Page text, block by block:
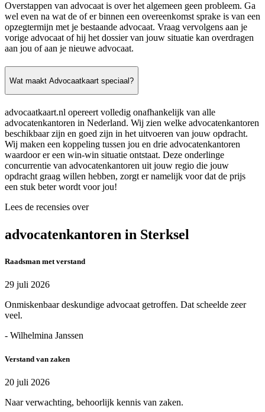
Overstappen van advocaat is over het algemeen geen probleem. Ga
wel even na wat de of er binnen een overeenkomst sprake is van een
opzegtermijn met je bestaande advocaat. Vraag vervolgens aan je
vorige advocaat of hij het dossier van jouw situatie kan overdragen
aan jou of aan je nieuwe advocaat.
Wat maakt Advocaatkaart speciaal?
advocaatkaart.nl opereert volledig onafhankelijk van alle
advocatenkantoren in Nederland. Wij zien welke advocatenkantoren
beschikbaar zijn en goed zijn in het uitvoeren van jouw opdracht.
Wij maken een koppeling tussen jou en drie advocatenkantoren
waardoor er een win-win situatie ontstaat. Deze onderlinge
concurrentie van advocatenkantoren uit jouw regio die jouw
opdracht graag willen hebben, zorgt er namelijk voor dat de prijs
een stuk beter wordt voor jou!
Lees de recensies over
advocatenkantoren in Sterksel
Raadsman met verstand
29 juli 2026
Onmiskenbaar deskundige advocaat getroffen. Dat scheelde zeer
veel.
- Wilhelmina Janssen
Verstand van zaken
20 juli 2026
Naar verwachting, behoorlijk kennis van zaken.